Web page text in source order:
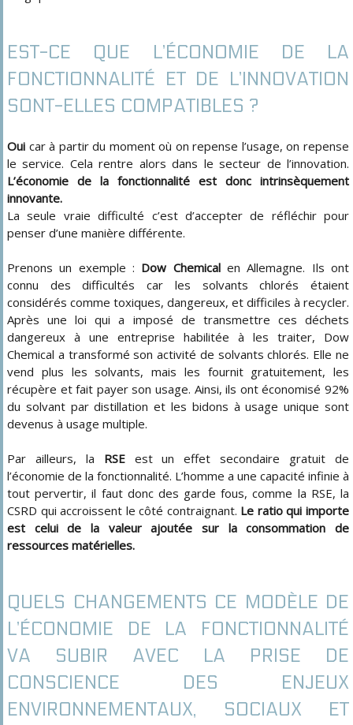
EST-CE QUE L’ÉCONOMIE DE LA
FONCTIONNALITÉ ET DE L’INNOVATION
SONT-ELLES COMPATIBLES ?
Oui car à partir du moment où on repense l’usage, on repense
le service. Cela rentre alors dans le secteur de l’innovation.
L’économie de la fonctionnalité est donc intrinsèquement
innovante.
La seule vraie difficulté c’est d’accepter de réfléchir pour
penser d’une manière différente.
Prenons un exemple : Dow Chemicalen Allemagne. Ils ont
connu des difficultés car les solvants chlorés étaient
considérés comme toxiques, dangereux, et difficiles à recycler.
Après une loi qui a imposé de transmettre ces déchets
dangereux à une entreprise habilitée à les traiter, Dow
Chemical a transformé son activité de solvants chlorés. Elle ne
vend plus les solvants, mais les fournit gratuitement, les
récupère et fait payer son usage. Ainsi, ils ont économisé 92%
du solvant par distillation et les bidons à usage unique sont
devenus à usage multiple.
Par ailleurs, la RSE est un effet secondaire gratuit de
l’économie de la fonctionnalité. L’homme a une capacité infinie à
tout pervertir, il faut donc des garde fous, comme la RSE, la
CSRD qui accroissent le côté contraignant. Le ratio qui importe
est celui de la valeur ajoutée sur la consommation de
ressources matérielles.
QUELS CHANGEMENTS CE MODÈLE DE
L’ÉCONOMIE DE LA FONCTIONNALITÉ
VA SUBIR AVEC LA PRISE DE
CONSCIENCE DES ENJEUX
ENVIRONNEMENTAUX, SOCIAUX ET